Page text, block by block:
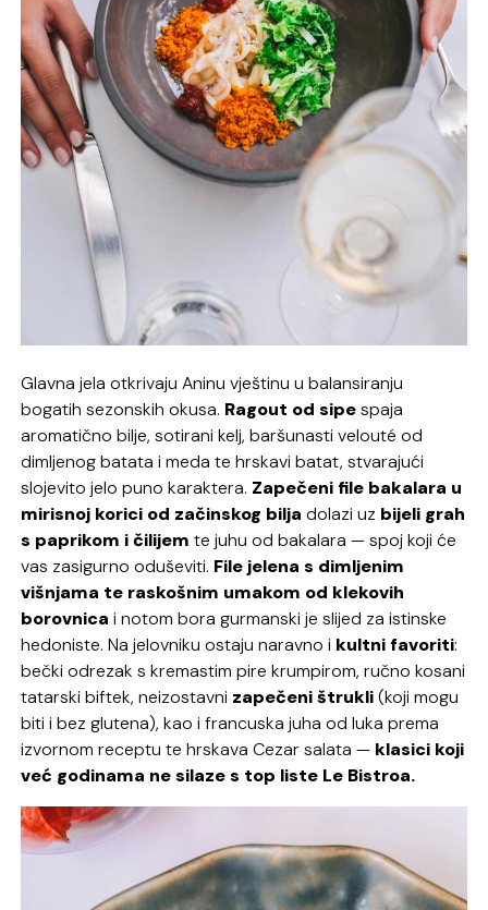
Glavna jela otkrivaju Aninu vještinu u balansiranju
bogatih sezonskih okusa. Ragout od sipespaja
aromatično bilje, sotirani kelj, baršunastivelouté od
dimljenog batata i meda te hrskavi batat, stvarajući
slojevito jelo puno karaktera. Zapečeni file bakalara u
mirisnoj korici od začinskog bilja dolazi uz bijeli grah
s paprikom i čilijem te juhu od bakalara — spoj koji će
vas zasigurno oduševiti. File jelena s dimljenim
višnjama te raskošnim umakom od klekovih
borovnica i notom bora gurmanski je slijed za istinske
hedoniste. Na jelovniku ostaju naravno i kultni favoriti:
bečki odrezak s kremastim pire krumpirom, ručno kosani
tatarski biftek, neizostavni zapečeni štrukli(koji mogu
biti ibez glutena), kao i francuska juha od luka prema
izvornom receptu te hrskava Cezar salata — klasici koji
već godinama ne silaze s top liste Le Bistroa.